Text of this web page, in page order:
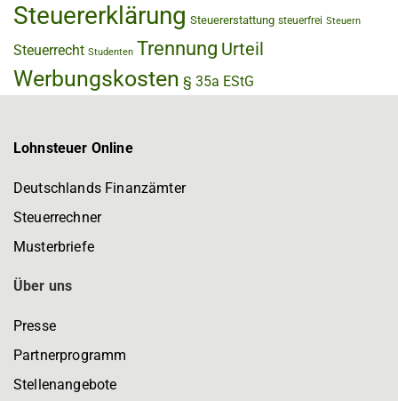
Steuererklärung Steuererstattung steuerfrei Steuern
Steuerrecht Studenten Trennung Urteil
Werbungskosten § 35a EStG
Lohnsteuer Online
Deutschlands Finanzämter
Steuerrechner
Musterbriefe
Über uns
Presse
Partnerprogramm
Stellenangebote